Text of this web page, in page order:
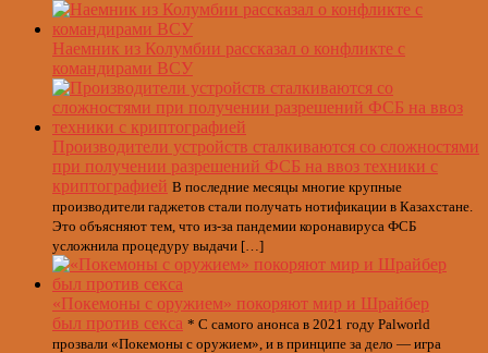
Наемник из Колумбии рассказал о конфликте с
командирами ВСУ
Производители устройств сталкиваются со сложностями
при получении разрешений ФСБ на ввоз техники с
криптографией В последние месяцы многие крупные
производители гаджетов стали получать нотификации в Казахстане.
Это объясняют тем, что из-за пандемии коронавируса ФСБ
усложнила процедуру выдачи […]
«Покемоны с оружием» покоряют мир и Шрайбер
был против секса * С самого анонса в 2021 году Palworld
прозвали «Покемоны с оружием», и в принципе за дело — игра